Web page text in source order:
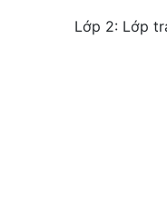
Lớp 2: Lớp